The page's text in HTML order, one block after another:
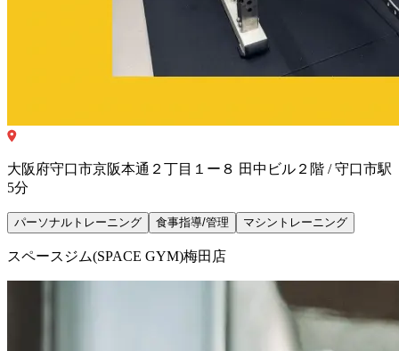
大阪府守口市京阪本通２丁目１ー８ 田中ビル２階 / 守口市駅
5分
パーソナルトレーニング 食事指導/管理 マシントレーニング
スペースジム(SPACE GYM)梅田店